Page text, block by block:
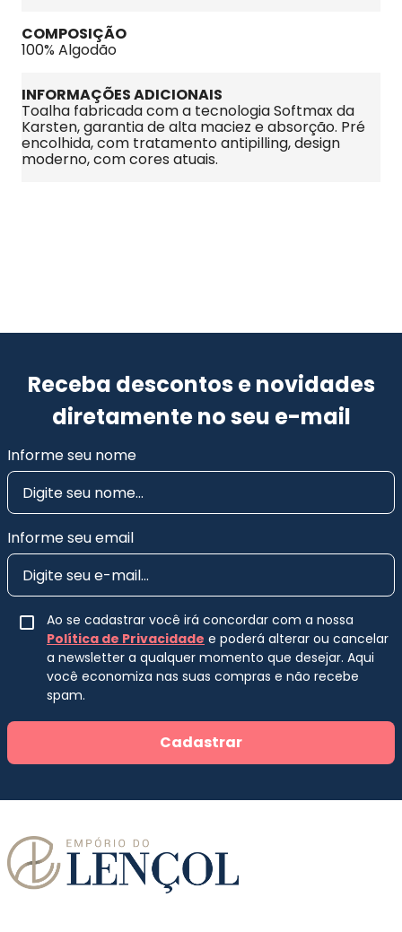
COMPOSIÇÃO
100% Algodão
INFORMAÇÕES ADICIONAIS
Toalha fabricada com a tecnologia Softmax da
Karsten, garantia de alta maciez e absorção. Pré
encolhida, com tratamento antipilling, design
moderno, com cores atuais.
Receba descontos e novidades
diretamente no seu e-mail
Informe seu nome
Informe seu email
Ao se cadastrar você irá concordar com a nossa
Política de Privacidade e poderá alterar ou cancelar
a newsletter a qualquer momento que desejar. Aqui
você economiza nas suas compras e não recebe
spam.
Cadastrar